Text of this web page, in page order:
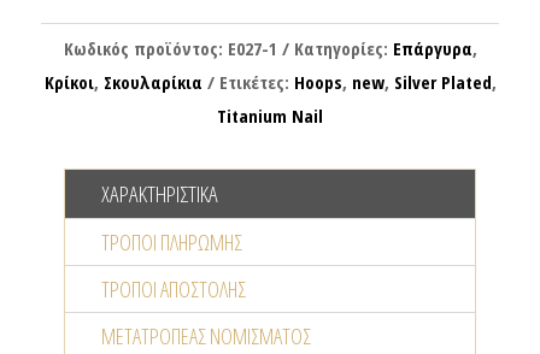
Κωδικός προϊόντος: E027-1 Κατηγορίες: Επάργυρα,
Κρίκοι, Σκουλαρίκια Ετικέτες: Hoops, new, Silver Plated,
Titanium Nail
ΧΑΡΑΚΤΗΡΙΣΤΙΚΆ
ΤΡΌΠΟΙ ΠΛΗΡΩΜΉΣ
ΤΡΌΠΟΙ ΑΠΟΣΤΟΛΉΣ
ΜΕΤΑΤΡΟΠΈΑΣ NΟΜΊΣΜΑΤΟΣ